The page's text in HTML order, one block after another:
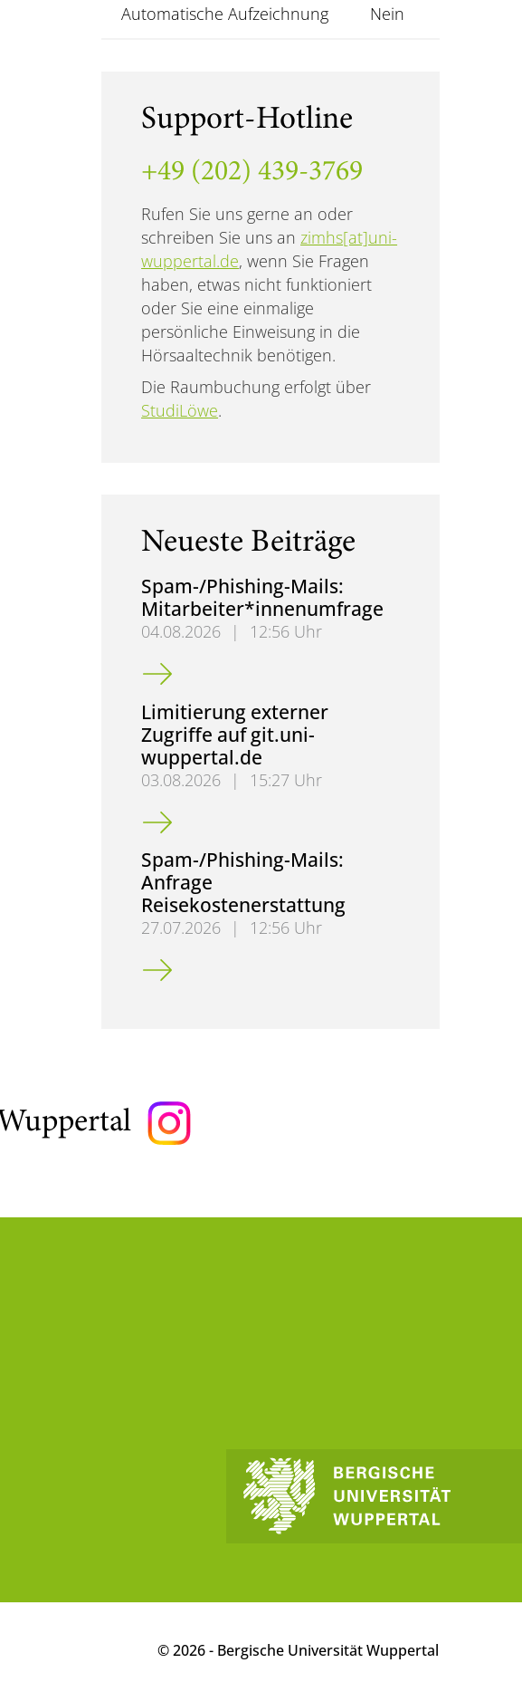
Automatische Aufzeichnung Nein
Support-Hotline
+49 (202) 439-3769
Rufen Sie uns gerne an oder
schreiben Sie uns anzimhs[at]uni-
wuppertal.de, wenn Sie Fragen
haben, etwas nicht funktioniert
oder Sie eine einmalige
persönliche Einweisung in die
Hörsaaltechnik benötigen.
Die Raumbuchung erfolgt über
StudiLöwe.
Neueste Beiträge
Spam-/Phishing-Mails:
Mitarbeiter*innenumfrage
04.08.2026 |
12:56 Uhr
Spam-/Phishing-Mails: Mitarbeiter*innenumfrage
Limitierung externer
Zugriffe auf git.uni-
wuppertal.de
03.08.2026 |
15:27 Uhr
Limitierung externer Zugriffe auf git.uni-
Spam-/Phishing-Mails:
Anfrage
Reisekostenerstattung
27.07.2026 |
12:56 Uhr
Spam-/Phishing-Mails: Anfrage
© 2026 - Bergische Universität Wuppertal